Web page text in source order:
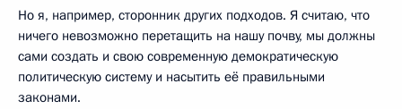
Но я, например, сторонник других подходов. Я считаю, что
ничего невозможно перетащить на нашу почву, мы должны
сами создать и свою современную демократическую
политическую систему и насытить её правильными
законами.